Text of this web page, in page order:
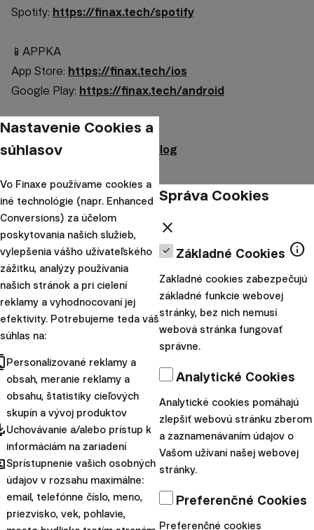
Spotify: https://finax.tech/spotify
📱APPKA
App Store: https://finax.tech/ios
Google Play: https://finax.tech/android
📰BLOG
Finax:https://finax.eu/sk/blog
🌐SOCIÁLNE SIETE
Facebook:https://facebook.com/FINAXocp
Instagram:
https://instagram.com/finax_sk
LinkedIn:https://finax.tech/linkedin
X (Twitter):https://twitter.com/FinaxInvesting
Upozornenie:Tento článok poskytuje
marketingové informácie o produktoch
spoločnosti Finax, o.c.p, a.s. S investovaním sa
spája riziko aminulé výnosy nie sú zárukou
budúcich výnosov.
Spoznajte riziká, ktoré
podstupujete pri investovaní.
Daňové oslobodenia sa vzťahujú výhradne na
rezidentov danej krajiny a môžu sa líšiť v
závislosti od konkrétnych daňových zákonov.
Pozrite si naše prebiehajúce aj ukončené akcie.
Nastavenie Cookies a
súhlasov
Vo Finaxe používame cookies a
iné technológie (napr. Enhanced
Conversions) za účelom
poskytovania našich služieb,
vylepšenia vášho užívateľského
zážitku, analýzy používania
našich stránok a pri cielení
reklamy a vyhodnocovaní jej
efektivity. Potrebujeme teda váš
súhlas na:
Personalizované reklamy a
obsah, meranie reklamy a
obsahu, štatistiky cieľových
skupín a vývoj produktov
Uchovávanie a/alebo prístup k
informáciám na zariadení
Sprístupnenie vašich osobných
údajov v rozsahu maximálne:
email, telefónne číslo, meno,
priezvisko, vek, pohlavie,
Správa Cookies
close
Základné Cookies info
Zakladné cookies zabezpečujú
základné funkcie webovej
stránky, bez nich nemusí
webová stránka fungovať
správne.
Analytické Cookies
Analytické cookies pomáhajú
zlepšiť webovú stránku zberom
a zaznamenávaním údajov o
Vašom užívaní našej webovej
stránky.
Preferenčné Cookies
Preferenčné cookies